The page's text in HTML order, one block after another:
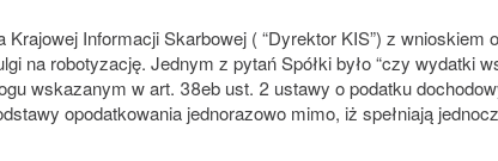
Informacji Skarbowej ( “Dyrektor KIS”) z wnioskiem
na robotyzację. Jednym z pytań Spółki było “czy wydatki
wskazanym w art. 38eb ust. 2 ustawy o podatku
opodatkowania jednorazowo mimo, iż spełniają